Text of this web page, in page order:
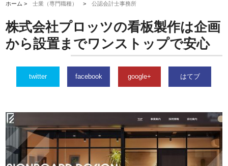
ホーム >士業（専門職種） >公認会計士事務所
株式会社プロッツの看板製作は企画
から設置までワンストップで安心
twitter facebook google+ はてブ